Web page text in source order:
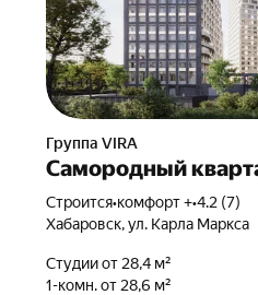
Группа VIRA
Самородный
Строится•комфорт +•4.2 (7)
Хабаровск, ул. Карла Маркса
Студии от 28,4 м²
1-комн. от 28,6 м²